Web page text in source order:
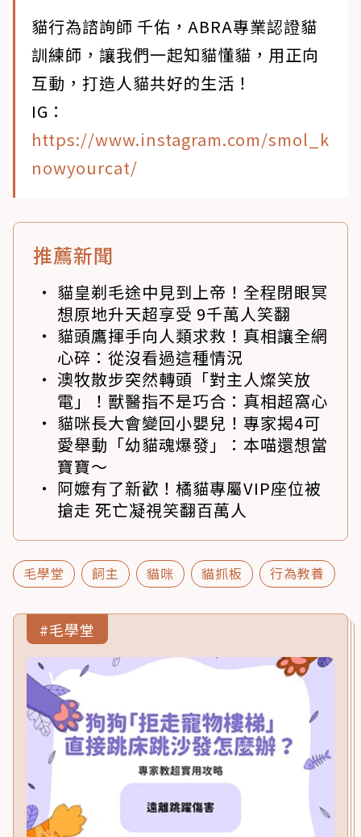
貓行為諮詢師 千佑，ABRA專業認證貓
訓練師，讓我們一起知貓懂貓，用正向
互動，打造人貓共好的生活！
IG：
https://www.instagram.com/smol_k
nowyourcat/
推薦新聞
貓皇剃毛途中見到上帝！全程閉眼冥
想原地升天超享受 9千萬人笑翻
貓頭鷹揮手向人類求救！真相讓全網
心碎：從沒看過這種情況
澳牧散步突然轉頭「對主人燦笑放
電」！獸醫指不是巧合：真相超窩心
貓咪長大會變回小嬰兒！專家揭4可
愛舉動「幼貓魂爆發」：本喵還想當
寶寶～
阿嬤有了新歡！橘貓專屬VIP座位被
搶走 死亡凝視笑翻百萬人
毛學堂 飼主 貓咪 貓抓板 行為教養
#毛學堂